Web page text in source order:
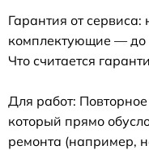
Гарантия от
комплектующие — до
Что считается
Для работ:
который прямо
ремонта (например,